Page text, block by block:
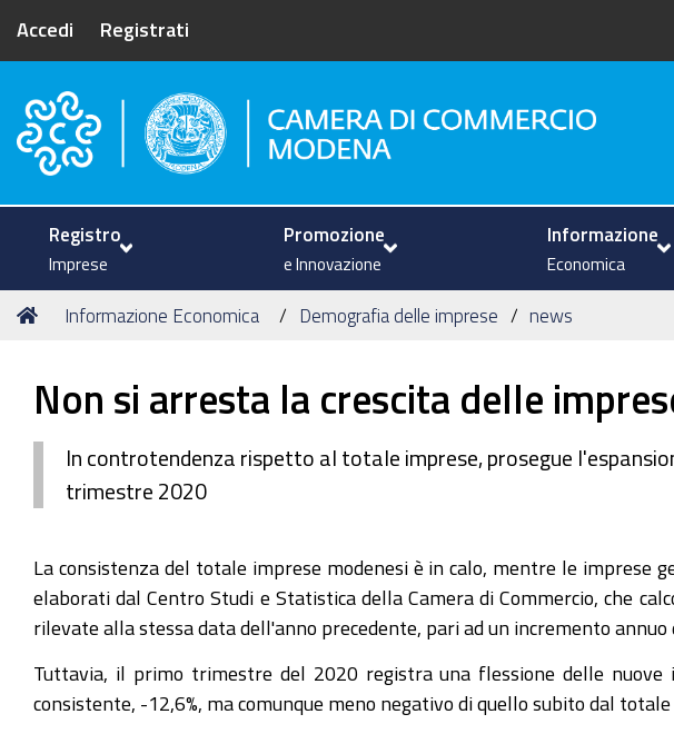
Accedi Registrati
Camera di Commercio di Modena
Registro
Imprese
Promozione
e Innovazione
Informazione
Economica
Tu
Home
Informazione Economica Demografia delle imprese news
Non si arresta la crescita delle
In controtendenza rispetto al totale imprese, prosegue
trimestre 2020
La consistenza del totale imprese modenesi è in calo, mentre le imprese
elaborati dal Centro Studi e Statistica della Camera di Commercio, che
rilevate alla stessa data dell'anno precedente, pari ad un incremento
Tuttavia, il primo trimestre del 2020 registra una flessione delle
consistente, -12,6%, ma comunque meno negativo di quello subito dal